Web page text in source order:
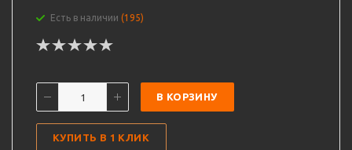
Есть в наличии (195)
В КОРЗИНУ
КУПИТЬ В 1 КЛИК